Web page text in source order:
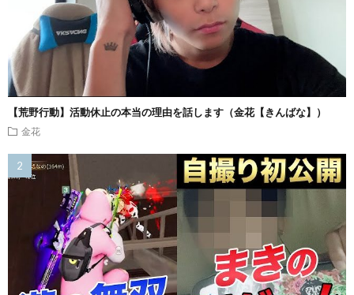
【荒野行動】活動休止の本当の理由を話します（金花【きんばな】）
金花